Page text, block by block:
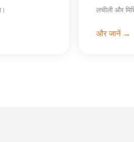
लचीली और
और जानें →